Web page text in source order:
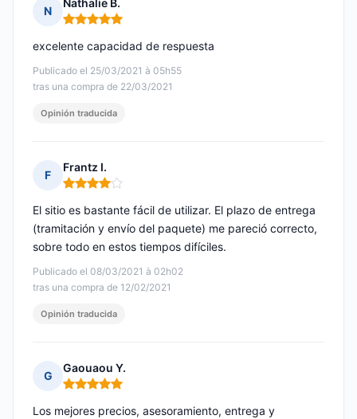
N
Nathalie B.
Nota: 5 de 5
Publicado el 25/03/2021 à 05h55
tras una compra de 22/03/2021
excelente capacidad de respuesta
Opinión traducida
F
Frantz I.
Nota: 4 de 5
Publicado el 08/03/2021 à 02h02
tras una compra de 12/02/2021
El sitio es bastante fácil de utilizar. El plazo de entrega
(tramitación y envío del paquete) me pareció correcto,
sobre todo en estos tiempos difíciles.
Opinión traducida
G
Gaouaou Y.
Nota: 5 de 5
Los mejores precios, asesoramiento, entrega y